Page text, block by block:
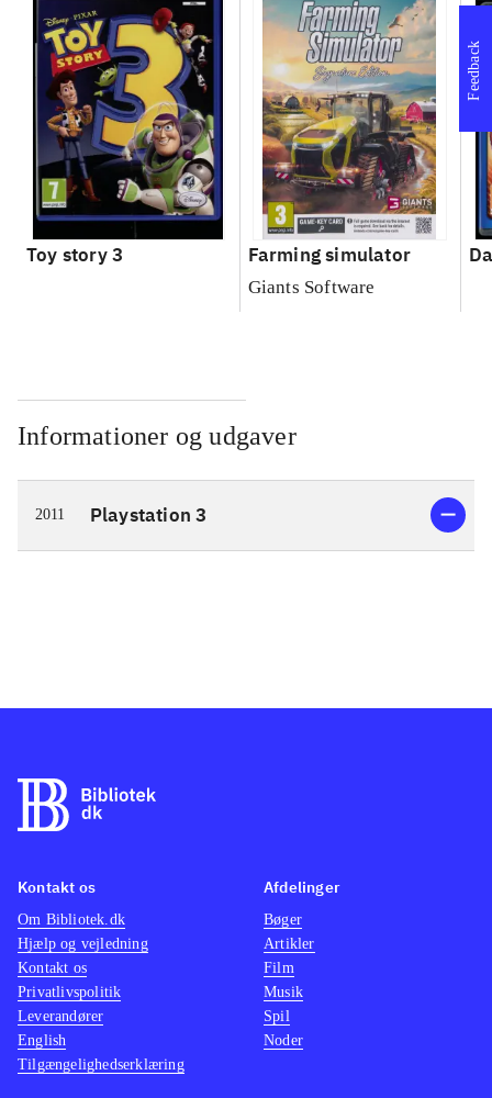
Toy story 3 Farming simulator
Giants Software
Informationer og udgaver
2011 Playstation 3
Feedback
Kontakt os
Om Bibliotek.dk
Hjælp og vejledning
Kontakt os
Privatlivspolitik
Leverandører
English
Tilgængelighedserklæring
Afdelinger
Bøger
Artikler
Film
Musik
Spil
Noder